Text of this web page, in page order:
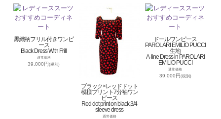
黒織柄フリル付きワンピ
ース
Black Dress With Frill
通常価格
39,000円(税別)
ブラック×レッドドット
模様プリント7分袖ワン
ピース
Red dot print on black,3/4
sleeve dress
通常価格
ドールワンピース
PAROLARI EMILIO PUCCI
生地
A-line Dress in PAROLARI
EMILIO PUCCI
通常価格
39,000円(税別)